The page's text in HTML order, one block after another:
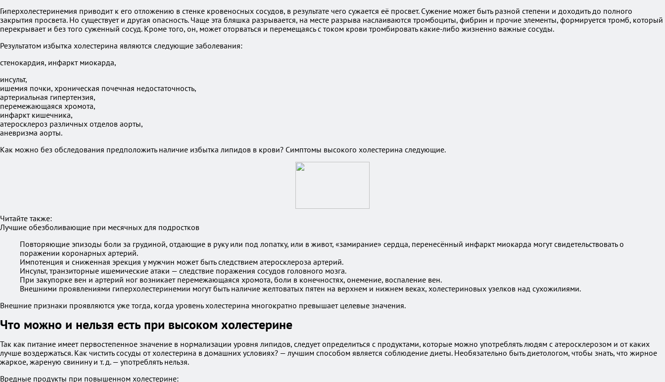
Гиперхолестеринемия приводит к его отложению в стенке кровеносных сосудов, в результате чего сужается её просвет. Сужение может быть разной степени и доходить до полного
закрытия просвета. Но существует и другая опасность. Чаще эта бляшка разрывается, на месте разрыва наслаиваются тромбоциты, фибрин и прочие элементы, формируется тромб, который
перекрывает и без того суженный сосуд. Кроме того, он, может оторваться и перемещаясь с током крови тромбировать какие-либо жизненно важные сосуды.
Результатом избытка холестерина являются следующие заболевания:
стенокардия, инфаркт миокарда,
инсульт,
ишемия почки, хроническая почечная недостаточность,
артериальная гипертензия,
перемежающаяся хромота,
инфаркт кишечника,
атеросклероз различных отделов аорты,
аневризма аорты.
Как можно без обследования предположить наличие избытка липидов в крови? Симптомы высокого холестерина следующие.
Читайте также:
Лучшие обезболивающие при месячных для подростков
Повторяющие эпизоды боли за грудиной, отдающие в руку или под лопатку, или в живот, «замирание» сердца, перенесённый инфаркт миокарда могут свидетельствовать о
поражении коронарных артерий.
Импотенция и сниженная эрекция у мужчин может быть следствием атеросклероза артерий.
Инсульт, транзиторные ишемические атаки — следствие поражения сосудов головного мозга.
При закупорке вен и артерий ног возникает перемежающаяся хромота, боли в конечностях, онемение, воспаление вен.
Внешними проявлениями гиперхолестеринемии могут быть наличие желтоватых пятен на верхнем и нижнем веках, холестериновых узелков над сухожилиями.
Внешние признаки проявляются уже тогда, когда уровень холестерина многократно превышает целевые значения.
Что можно и нельзя есть при высоком холестерине
Так как питание имеет первостепенное значение в нормализации уровня липидов, следует определиться с продуктами, которые можно употреблять людям с атеросклерозом и от каких
лучше воздержаться. Как чистить сосуды от холестерина в домашних условиях? — лучшим способом является соблюдение диеты. Необязательно быть диетологом, чтобы знать, что жирное
жаркое, жареную свинину и т. д. — употреблять нельзя.
Вредные продукты при повышенном холестерине: